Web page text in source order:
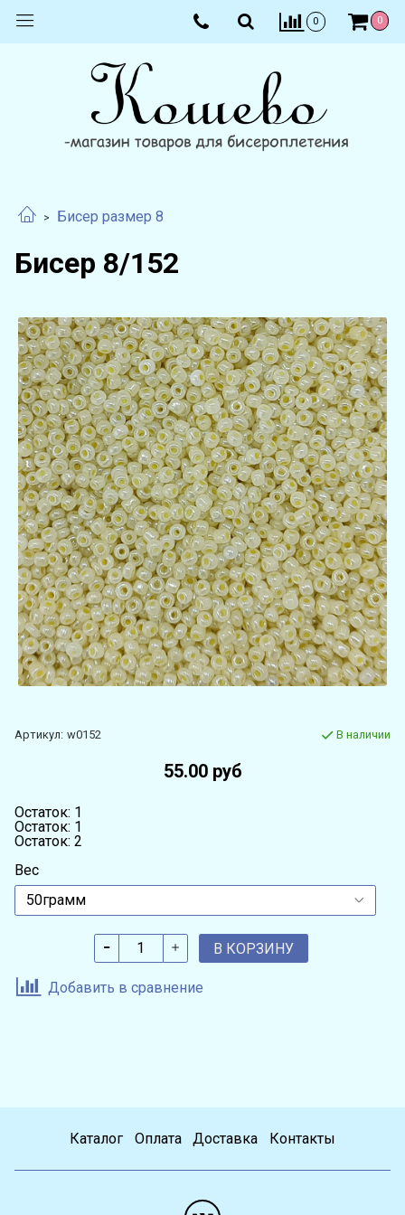
0 0
Бисер размер 8
Бисер 8/152
Артикул: w0152 В наличии
55.00 руб
Остаток: 1
Остаток: 1
Остаток: 2
Вес
В КОРЗИНУ
Добавить в сравнение
Каталог Оплата Доставка Контакты